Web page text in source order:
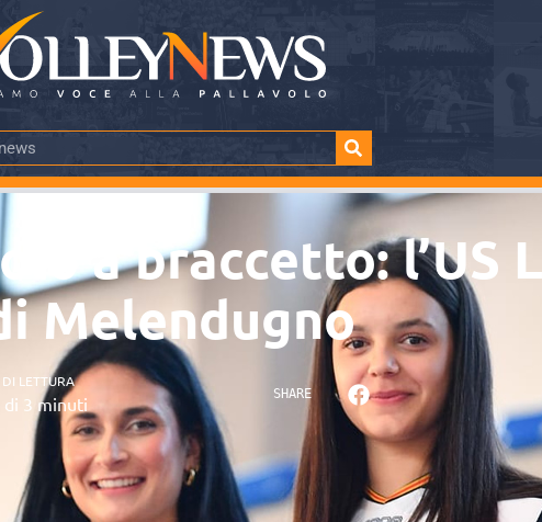
a braccetto: l’US
Melendugno
LETTURA
di 3 minuti SHARE